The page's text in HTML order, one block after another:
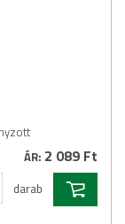
ÁR: 2 089 Ft
darab